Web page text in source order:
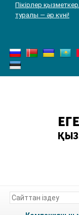
Пікірлер
туралы — әр күні!